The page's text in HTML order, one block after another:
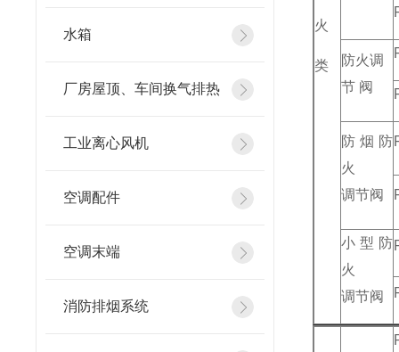
水箱
厂房屋顶、车间换气排热
工业离心风机
空调配件
空调末端
消防排烟系统
火
类
防火调
节 阀
防烟防
火
调节阀
小型防
火
调节阀